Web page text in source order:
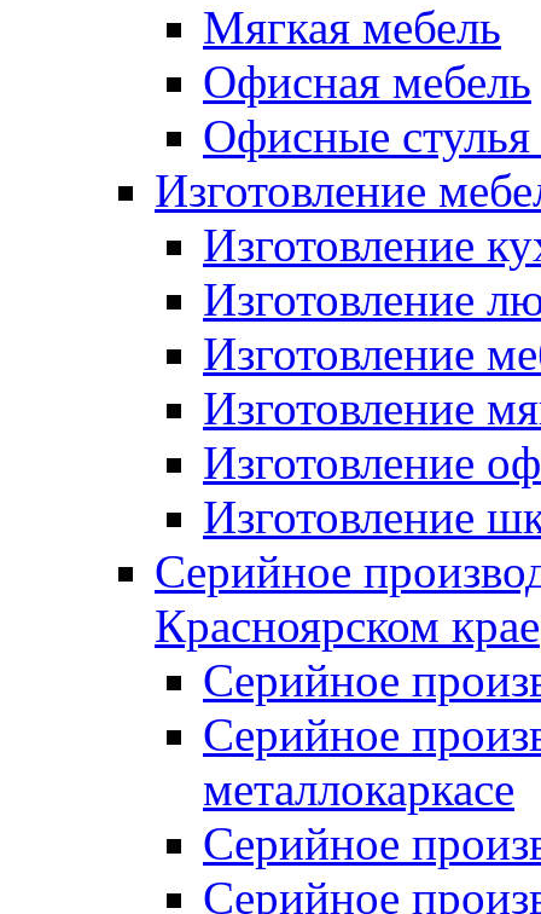
Мягкая мебель
Офисная мебель
Офисные стулья
Изготовление
Изготовление
Изготовление
Изготовление
Изготовление
Изготовление
Изготовление
Серийное
Красноярском крае
Серийное
Серийное
металлокаркасе
Серийное
Серийное